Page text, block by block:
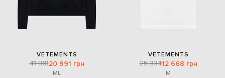
VETEMENTS
41 98120 991 грн
ML
VETEMENTS
25 33412 668 грн
M